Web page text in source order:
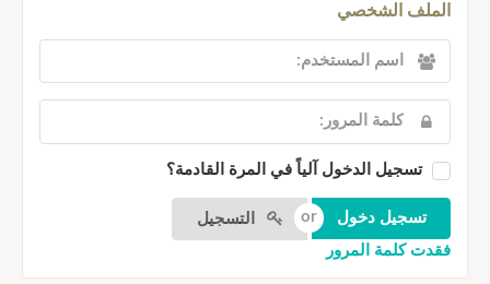
الملف الشخصي
تسجيل الدخول آلياً في المرة القادمة؟
التسجيل
فقدت كلمة المرور